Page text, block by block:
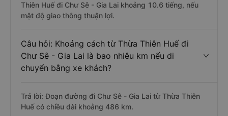
Thiên Huế đi Chư Sê - Gia Lai khoảng 10.6 tiếng, nếu
mật độ giao thông thuận lợi.
Câu hỏi: Khoảng cách từ Thừa Thiên Huế đi
Chư Sê - Gia Lai là bao nhiêu km nếu di
chuyển bằng xe khách?
Trả lời: Đoạn đường đi Chư Sê - Gia Lai từ Thừa Thiên
Huế có chiều dài khoảng 486 km.